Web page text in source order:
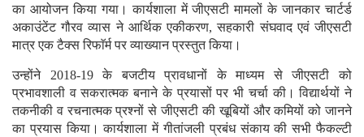
का आयोजन किया गया। कार्यशाला में जीएसटी मामलों के जानकार चार्टर्ड
अकाउंटेंट गौरव व्यास ने आर्थिक एकीकरण, सहकारी संघवाद एवं जीएसटी
मात्र एक टैक्स रिफाॅर्म पर व्याख्यान प्रस्तुत किया।
उन्होंने 2018-19 के बजटीय प्रावधानों के माध्यम से जीएसटी को
प्रभावशाली व सकरात्मक बनाने के प्रयासों पर भी चर्चा की। विद्यार्थयों ने
तकनीकी व रचनात्मक प्रश्नों से जीएसटी की खूबियों और कमियों को जानने
का प्रयास किया। कार्यशाला में गीतांजली प्रबंध संकाय की सभी फैकल्टी